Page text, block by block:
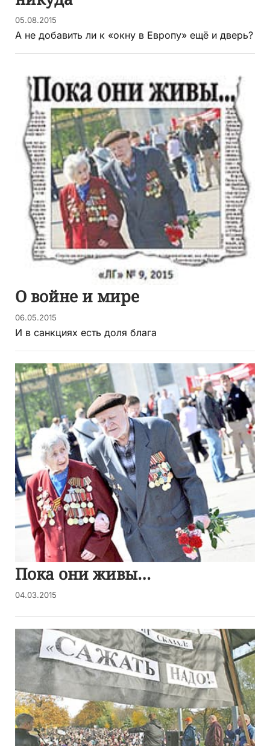
05.08.2015
А не добавить ли к «окну в Европу» ещё и дверь?
О войне и мире
06.05.2015
И в санкциях есть доля блага
Пока они живы…
04.03.2015